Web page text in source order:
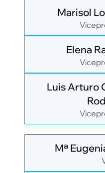
Marisol
Elena
Luis Arturo
Mª